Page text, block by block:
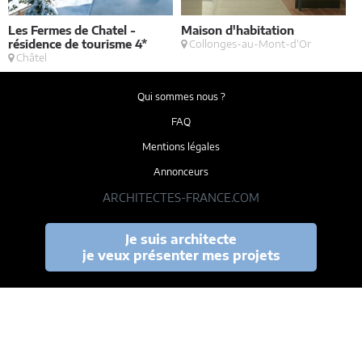
Les Fermes de Chatel -
résidence de tourisme 4*
Châtel
Maison d'habitation
Collonges-au-Mont-d'Or
Qui sommes nous ?
FAQ
Mentions légales
Annonceurs
ARCHITECTES-FRANCE.COM
Je suis architecte
je veux présenter mes projets